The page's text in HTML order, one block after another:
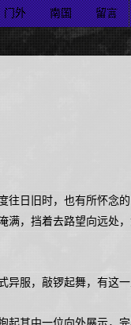
门外 南国 留言
日旧时，也有所怀念的
，挡着去路望向远处，
异服，敲锣起舞，有这